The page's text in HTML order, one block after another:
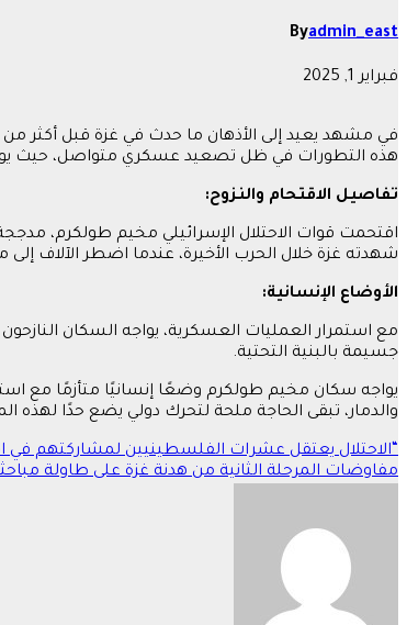
Byadmin_east
فبراير 1, 2025
في مشهد يعيد إلى الأذهان ما حدث في غزة قبل أكثر من
هذه التطورات في ظل تصعيد عسكري متواصل، حيث
تفاصيل الاقتحام والنزوح:
اقتحمت قوات الاحتلال الإسرائيلي مخيم طولكرم،
شهدته غزة خلال الحرب الأخيرة، عندما اضطر الآلاف إلى
الأوضاع الإنسانية:
مع استمرار العمليات العسكرية، يواجه السكان
جسيمة بالبنية التحتية.
يواجه سكان مخيم طولكرم وضعًا إنسانيًا متأزمًا مع
والدمار، تبقى الحاجة ملحة لتحرك دولي يضع حدًا لهذه
تصفّح
المقالات
“الاحتلال يعتقل عشرات الفلسطينيين لمشاركتهم في
مفاوضات المرحلة الثانية من هدنة غزة على طاولة